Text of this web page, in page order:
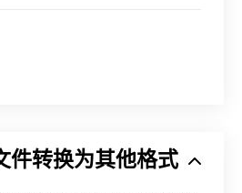
件转换为其他格式